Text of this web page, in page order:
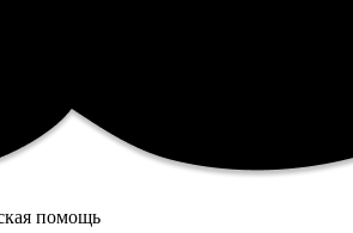
помощь